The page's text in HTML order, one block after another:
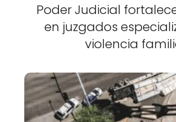
Poder Judicial
en juzgados
violencia